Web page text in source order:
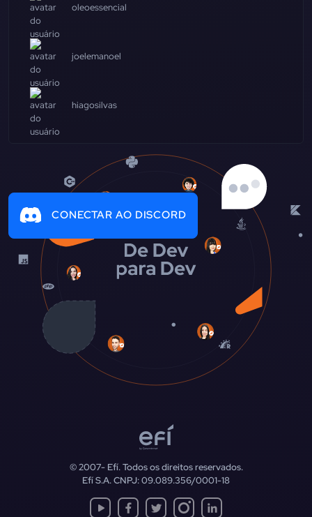
oleoessencial
joelemanoel
hiagosilvas
CONECTAR AO DISCORD
© 2007-Efí. Todos os direitos reservados.
Efí S.A. CNPJ: 09.089.356/0001-18